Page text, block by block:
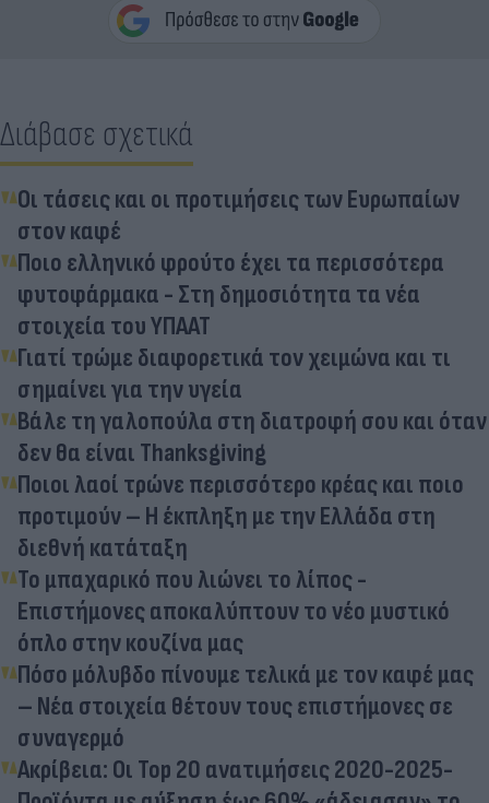
Διάβασε σχετικά
Οι τάσεις και οι προτιμήσεις των Ευρωπαίων
στον καφέ
Ποιο ελληνικό φρούτο έχει τα περισσότερα
φυτοφάρμακα - Στη δημοσιότητα τα νέα
στοιχεία του ΥΠΑΑΤ
Γιατί τρώμε διαφορετικά τον χειμώνα και τι
σημαίνει για την υγεία
Βάλε τη γαλοπούλα στη διατροφή σου και όταν
δεν θα είναι Thanksgiving
Ποιοι λαοί τρώνε περισσότερο κρέας και ποιο
προτιμούν – Η έκπληξη με την Ελλάδα στη
διεθνή κατάταξη
Το μπαχαρικό που λιώνει το λίπος -
Επιστήμονες αποκαλύπτουν το νέο μυστικό
όπλο στην κουζίνα μας
Πόσο μόλυβδο πίνουμε τελικά με τον καφέ μας
– Νέα στοιχεία θέτουν τους επιστήμονες σε
συναγερμό
Ακρίβεια: Οι Top 20 ανατιμήσεις 2020-2025-